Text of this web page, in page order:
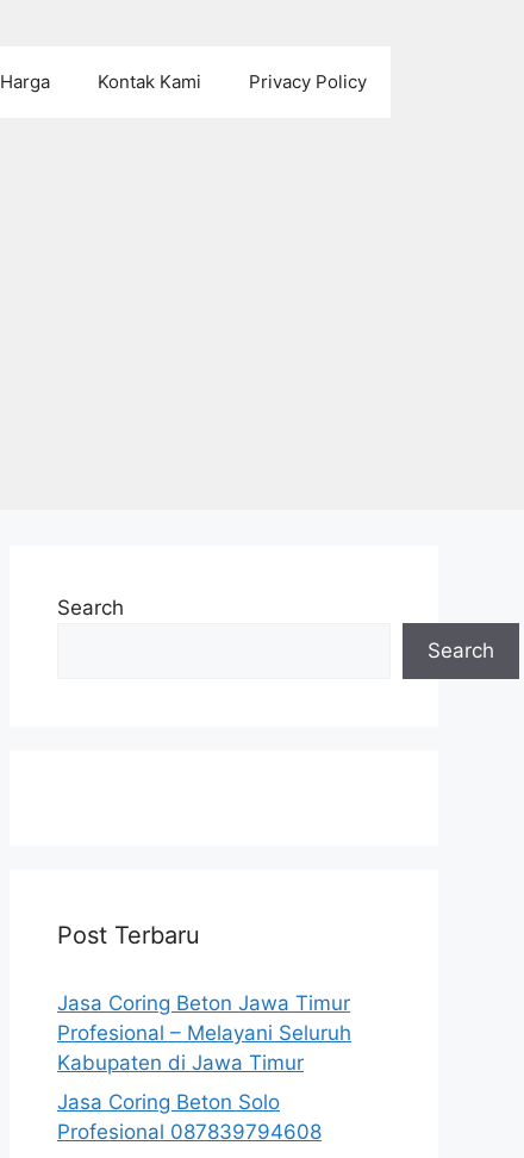
Harga Kontak Kami Privacy Policy
Search
Search
Post Terbaru
Jasa Coring Beton Jawa Timur
Profesional – Melayani Seluruh
Kabupaten di Jawa Timur
Jasa Coring Beton Solo
Profesional 087839794608